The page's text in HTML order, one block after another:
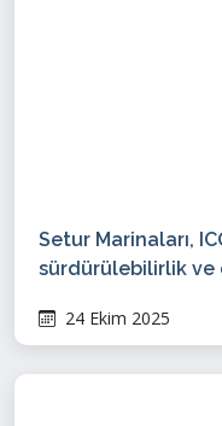
Setur Marinaları,
sürdürülebilirlik ve
24 Ekim 2025